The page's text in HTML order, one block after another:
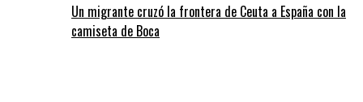
Un migrante cruzó la frontera de Ceuta a España con la
camiseta de Boca